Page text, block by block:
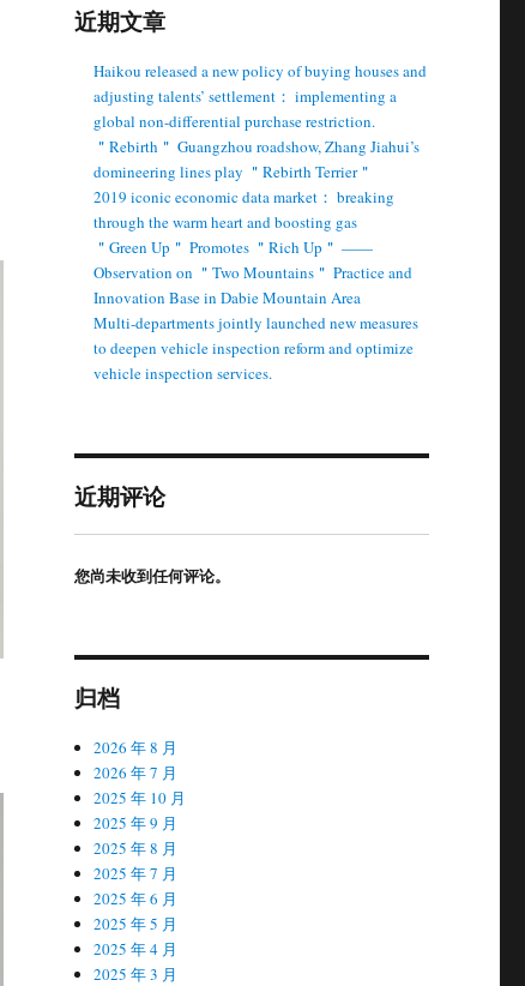
近期文章
Haikou released a new policy of buying houses and
adjusting talents’ settlement： implementing a
global non-differential purchase restriction.
＂Rebirth＂ Guangzhou roadshow, Zhang Jiahui’s
domineering lines play ＂Rebirth Terrier＂
2019 iconic economic data market： breaking
through the warm heart and boosting gas
＂Green Up＂ Promotes ＂Rich Up＂ ——
Observation on ＂Two Mountains＂ Practice and
Innovation Base in Dabie Mountain Area
Multi-departments jointly launched new measures
to deepen vehicle inspection reform and optimize
vehicle inspection services.
近期评论
您尚未收到任何评论。
归档
2026 年 8 月
2026 年 7 月
2025 年 10 月
2025 年 9 月
2025 年 8 月
2025 年 7 月
2025 年 6 月
2025 年 5 月
2025 年 4 月
2025 年 3 月